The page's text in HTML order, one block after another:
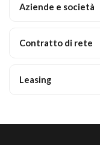
Aziende e società
Contratto di rete
Leasing